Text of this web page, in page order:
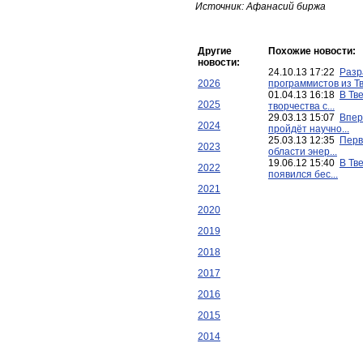
Источник: Афанасий биржа
Другие
новости:
2026
2025
2024
2023
2022
2021
2020
2019
2018
2017
2016
2015
2014
Похожие новости:
24.10.13 17:22
программистов из
01.04.13 16:18 В
творчества с...
29.03.13 15:07
пройдёт научно...
25.03.13 12:35
области энер...
19.06.12 15:40 В
появился бес...